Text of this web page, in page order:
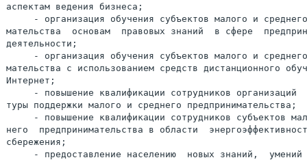
аспектам ведения бизнеса;
- организация обучения субъектов малого и
мательства  основам  правовых знаний  в сфере
деятельности;
- организация обучения субъектов малого и
мательства с использованием средств дистанционного
Интернет;
- повышение квалификации сотрудников организаций
туры поддержки малого и среднего предпринимательства;
- повышение квалификации сотрудников субъектов
него  предпринимательства в области
сбережения;
- предоставление населению  новых знаний,  умений